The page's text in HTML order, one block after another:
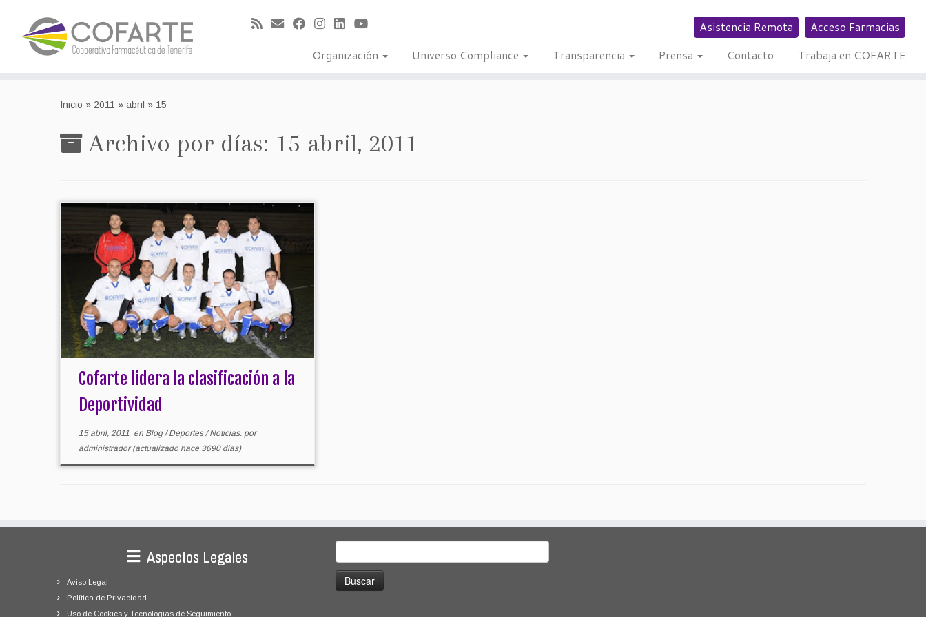
Asistencia Remota
Acceso Farmacias
Organización
Universo Compliance Transparencia Prensa Contacto Trabaja en COFARTE
Inicio » 2011 » abril » 15
Archivo por días: 15 abril, 2011
Cofarte lidera la clasificación a la
Deportividad
15 abril, 2011en Blog/Deportes/Noticias. por
administrador(actualizado hace 3690 dias)
Aspectos Legales
Aviso Legal
Política de Privacidad
Uso de Cookies y Tecnologías de Seguimiento